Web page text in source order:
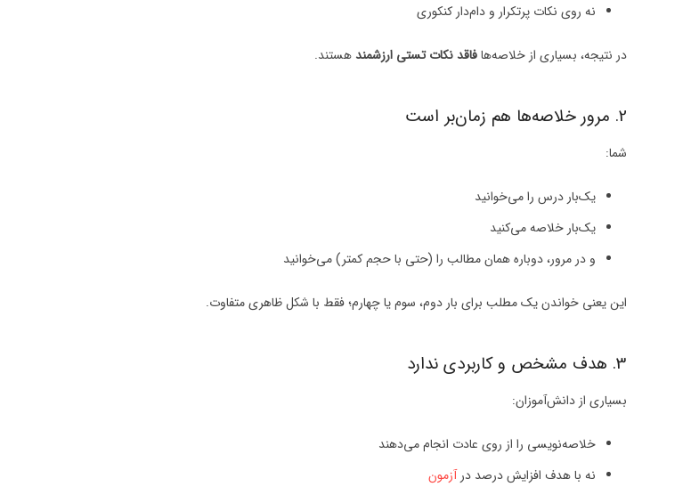
نه روی نکات پرتکرار و دام‌دار کنکوری
در نتیجه، بسیاری از خلاصه‌هافاقد نکات تستی ارزشمند هستند.
2. مرور خلاصه‌ها هم زمان‌بر است
شما:
یک‌بار درس را می‌خوانید
یک‌بار خلاصه می‌کنید
و در مرور، دوباره همان مطالب را (حتی با حجم کمتر) می‌خوانید
این یعنی خواندن یک مطلب برای بار دوم، سوم یا چهارم؛ فقط با شکل ظاهری متفاوت.
3. هدف مشخص و کاربردی ندارد
بسیاری از دانش‌آموزان:
خلاصه‌نویسی را از روی عادت انجام می‌دهند
نه با هدف افزایش درصد درآزمون